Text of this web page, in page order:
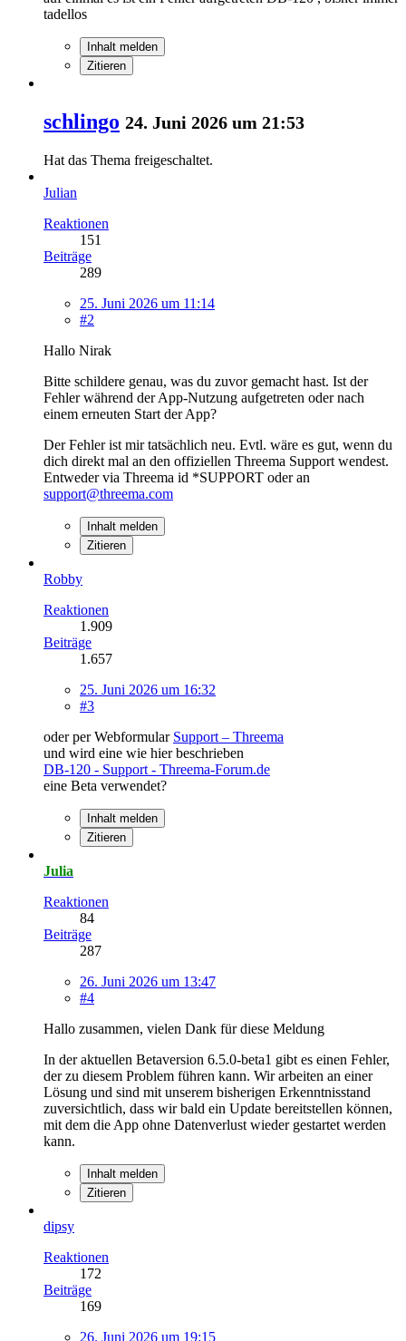
tadellos
Inhalt melden
Zitieren
schlingo 24. Juni 2026 um 21:53
Hat das Thema freigeschaltet.
Julian
Reaktionen
151
Beiträge
289
25. Juni 2026 um 11:14
#2
Hallo Nirak
Bitte schildere genau, was du zuvor gemacht hast. Ist der
Fehler während der App-Nutzung aufgetreten oder nach
einem erneuten Start der App?
Der Fehler ist mir tatsächlich neu. Evtl. wäre es gut, wenn du
dich direkt mal an den offiziellen Threema Support wendest.
Entweder via Threema id *SUPPORT oder an
support@threema.com
Inhalt melden
Zitieren
Robby
Reaktionen
1.909
Beiträge
1.657
25. Juni 2026 um 16:32
#3
oder per Webformular Support – Threema
und wird eine wie hier beschrieben
DB-120 - Support - Threema-Forum.de
eine Beta verwendet?
Inhalt melden
Zitieren
Julia
Reaktionen
84
Beiträge
287
26. Juni 2026 um 13:47
#4
Hallo zusammen, vielen Dank für diese Meldung
In der aktuellen Betaversion 6.5.0-beta1 gibt es einen Fehler,
der zu diesem Problem führen kann. Wir arbeiten an einer
Lösung und sind mit unserem bisherigen Erkenntnisstand
zuversichtlich, dass wir bald ein Update bereitstellen können,
mit dem die App ohne Datenverlust wieder gestartet werden
kann.
Inhalt melden
Zitieren
dipsy
Reaktionen
172
Beiträge
169
26. Juni 2026 um 19:15